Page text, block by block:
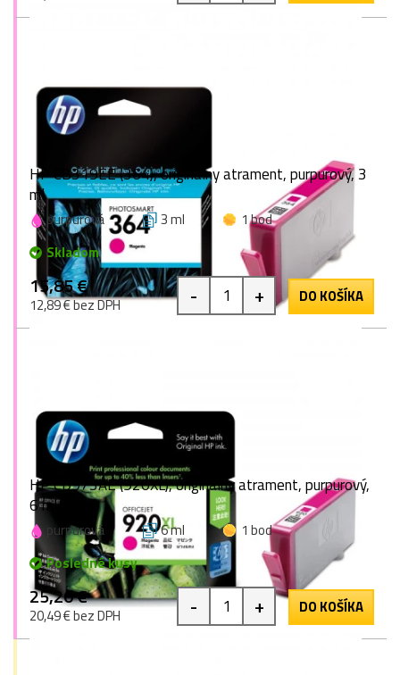
HP CB319EE (364), originálny atrament, purpurový, 3
ml
purpurová 3 ml
1 bod
Skladom
15,85 €
12,89 € bez DPH - + DO KOŠÍKA
HP CD973AE (920XL), originálny atrament, purpurový,
6 ml
purpurová 6 ml
1 bod
Posledné kusy
25,20 €
20,49 € bez DPH - + DO KOŠÍKA